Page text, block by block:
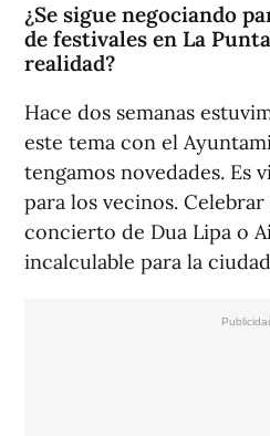
¿Se sigue negociando
de festivales en La
realidad?
Hace dos semanas
este tema con el
tengamos novedades. Es
para los vecinos.
concierto de Dua Lipa o
incalculable para la